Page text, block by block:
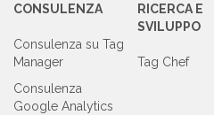
CONSULENZA
Consulenza su Tag
Manager
Consulenza
Google Analytics
RICERCA E
SVILUPPO
Tag Chef